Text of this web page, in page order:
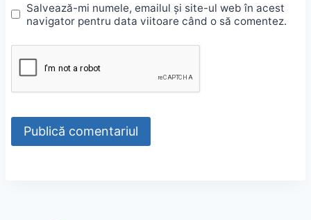
Salvează-mi numele, emailul și site-ul web în acest
navigator pentru data viitoare când o să comentez.